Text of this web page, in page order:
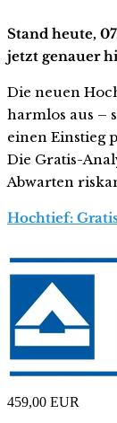
Stand heute,
jetzt genauer
Die neuen
harmlos aus –
einen Einstieg
Die Gratis-
Abwarten
Hochtief:
459,00 EUR